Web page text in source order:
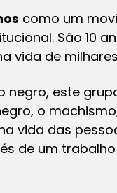
como um
São 10
vida de
este
o
vida das
de um